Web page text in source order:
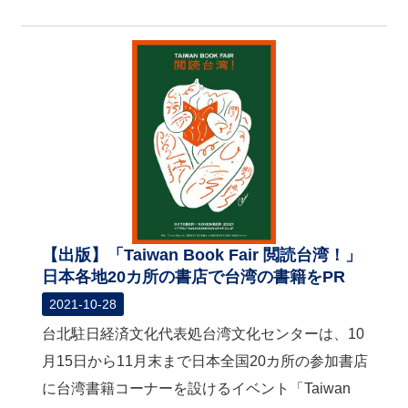
【出版】「Taiwan Book Fair 閲読台湾！」
日本各地20カ所の書店で台湾の書籍をPR
2021-10-28
台北駐日経済文化代表処台湾文化センターは、10
月15日から11月末まで日本全国20カ所の参加書店
に台湾書籍コーナーを設けるイベント「Taiwan